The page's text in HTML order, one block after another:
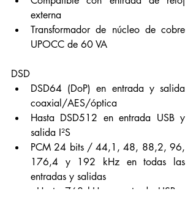
externa
Transformador de núcleo de cobre
UPOCC de 60 VA
DSD
DSD64 (DoP) en entrada y salida
coaxial/AES/óptica
Hasta DSD512 en entrada USB y
salida I²S
PCM 24 bits / 44,1, 48, 88,2, 96,
176,4 y 192 kHz en todas las
entradas y salidas